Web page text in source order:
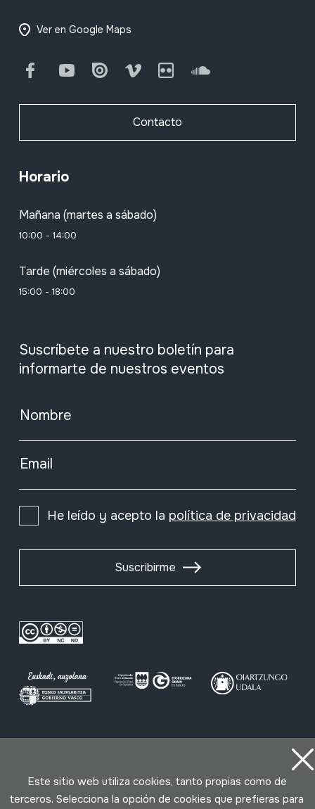
Ver en Google Maps
FacebookYoutube Issuu Vimeo Flickr SoundCloud
Contacto
Horario
Mañana (martes a sábado)
10:00 - 14:00
Tarde (miércoles a sábado)
15:00 - 18:00
Suscríbete a nuestro boletín para
informarte de nuestros eventos
Nombre
Email
He leído y acepto la política de privacidad
Suscribirme
Desarrollado por Lotura
Este sitio web utiliza cookies, tanto propias como de
terceros. Selecciona la opción de cookies que prefieras para